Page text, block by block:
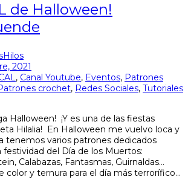
de Halloween!
2021
, Canal Youtube, Eventos, Patrones
crochet, Redes Sociales, Tutoriales
Halloween! ¡Y es una de las fiestas
Hilalia! En Halloween me vuelvo loca y
tenemos varios patrones dedicados
festividad del Día de los Muertos:
Calabazas, Fantasmas, Guirnaldas…
color y ternura para el día más terrorífico…